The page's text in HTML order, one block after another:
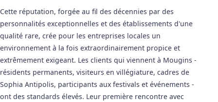
Cette réputation, forgée au fil des décennies par des
personnalités exceptionnelles et des établissements d'une
qualité rare, crée pour les entreprises locales un
environnement à la fois extraordinairement propice et
extrêmement exigeant. Les clients qui viennent à Mougins -
résidents permanents, visiteurs en villégiature, cadres de
Sophia Antipolis, participants aux festivals et événements -
ont des standards élevés. Leur première rencontre avec